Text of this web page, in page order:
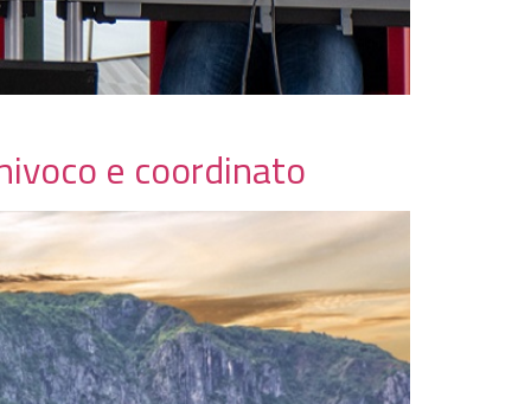
e coordinato